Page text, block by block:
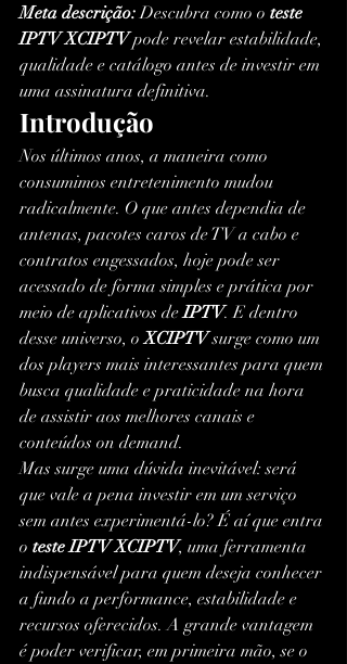
Meta descrição: Descubra como o teste
IPTV XCIPTV pode revelar estabilidade,
qualidade e catálogo antes de investir em
uma assinatura definitiva.
Introdução
Nos últimos anos, a maneira como
consumimos entretenimento mudou
radicalmente. O que antes dependia de
antenas, pacotes caros de TV a cabo e
contratos engessados, hoje pode ser
acessado de forma simples e prática por
meio de aplicativos de IPTV. E dentro
desse universo, o XCIPTV surge como um
dos players mais interessantes para quem
busca qualidade e praticidade na hora
de assistir aos melhores canais e
conteúdos on demand.
Mas surge uma dúvida inevitável: será
que vale a pena investir em um serviço
sem antes experimentá-lo? É aí que entra
o teste IPTV XCIPTV, uma ferramenta
indispensável para quem deseja conhecer
a fundo a performance, estabilidade e
recursos oferecidos. A grande vantagem
é poder verificar, em primeira mão, se o